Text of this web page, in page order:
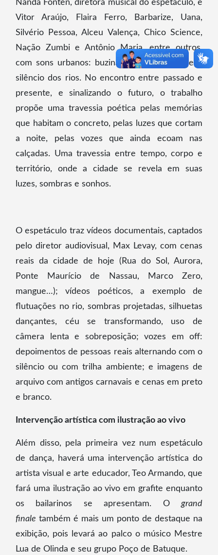
Nanda Fonten, diretora musical do espetáculo, e
Vitor Araújo, Flaira Ferro, Barbarize, Uana,
Silvério Pessoa, Alceu Valença, Chico Science,
Nação Zumbi e Antônio Maria, entre outros,
com sons urbanos: buzinas, batidas, vozes e o
silêncio dos rios. No encontro entre passado e
presente, e sinalizando o futuro, o trabalho
propõe uma travessia poética pelas memórias
que habitam o concreto, pelas luzes que cortam
a noite, pelas vozes que ainda ecoam nas
calçadas. Uma travessia entre tempo, corpo e
território, onde a cidade se revela em suas
luzes, sombras e sonhos.
O espetáculo traz vídeos documentais, captados
pelo diretor audiovisual, Max Levay, com cenas
reais da cidade de hoje (Rua do Sol, Aurora,
Ponte Maurício de Nassau, Marco Zero,
mangue…); vídeos poéticos, a exemplo de
flutuações no rio, sombras projetadas, silhuetas
dançantes, céu se transformando, uso de
câmera lenta e sobreposição; vozes em off:
depoimentos de pessoas reais alternando com o
silêncio ou com trilha ambiente; e imagens de
arquivo com antigos carnavais e cenas em preto
e branco.
Intervenção artística com ilustração ao vivo
Além disso, pela primeira vez num espetáculo
de dança, haverá uma intervenção artística do
artista visual e arte educador, Teo Armando, que
fará uma ilustração ao vivo em grafite enquanto
os bailarinos se apresentam. O grand
finale também é mais um ponto de destaque na
exibição, pois levará ao palco o músico Mestre
Lua de Olinda e seu grupo Poço de Batuque.